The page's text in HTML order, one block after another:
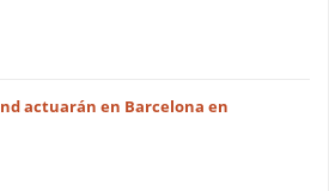
actuarán en Barcelona en